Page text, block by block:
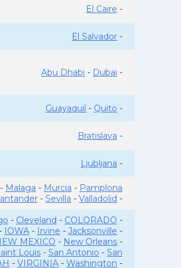
El Caire -
El Salvador -
Abu Dhabi - Dubai -
Guayaquil - Quito -
Bratislava -
Ljubljana -
- Malaga - Murcia - Pamplona
- Sevilla - Valladolid -
- Cleveland - COLORADO -
IOWA - Irvine - Jacksonville -
MEXICO - New Orleans -
Louis - San Antonio - San
- VIRGINIA - Washington -